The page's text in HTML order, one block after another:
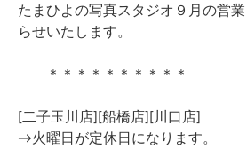
たまひよの写真スタジオ９月の営
らせいたします。
＊＊＊＊＊＊＊＊＊＊
[二子玉川店][船橋店][川口店]
→火曜日が定休日になります。